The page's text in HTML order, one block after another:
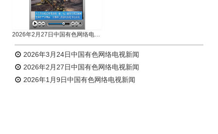
2026年3月24日中国有色网络电视新闻
2026年2月27日中国有色网络电视新闻
2026年1月9日中国有色网络电视新闻